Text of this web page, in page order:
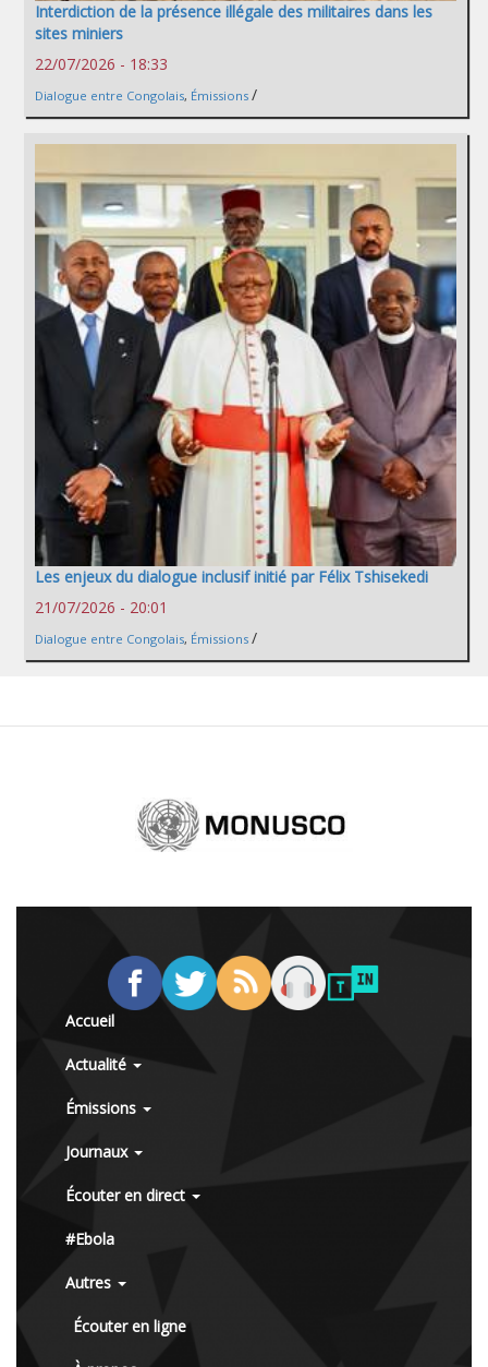
Interdiction de la présence illégale des militaires dans les
sites miniers
22/07/2026 - 18:33
Dialogue entre Congolais, Émissions /
Les enjeux du dialogue inclusif initié par Félix Tshisekedi
21/07/2026 - 20:01
Dialogue entre Congolais, Émissions /
Accueil
Actualité
Émissions
Journaux
Écouter en direct
#Ebola
Autres
Écouter en ligne